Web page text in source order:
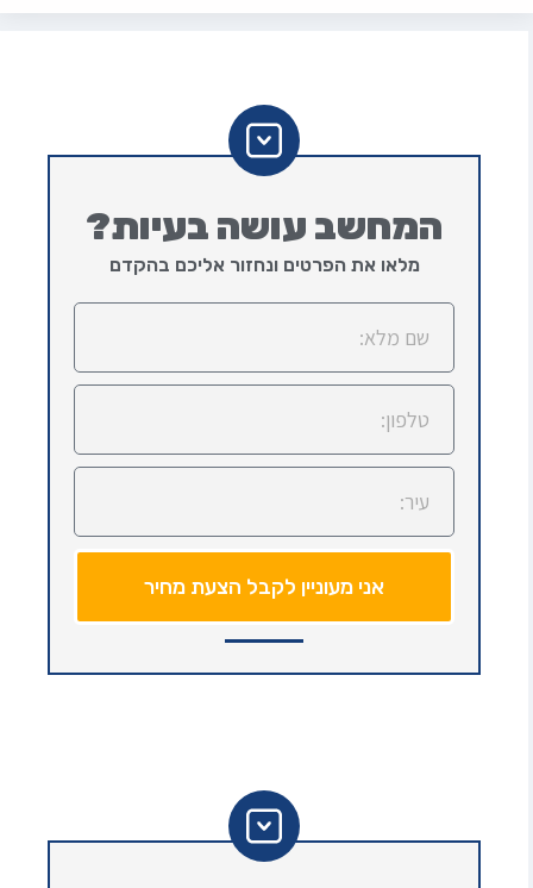
המחשב עושה בעיות?
מלאו את הפרטים ונחזור אליכם בהקדם
אני מעוניין לקבל הצעת מחיר